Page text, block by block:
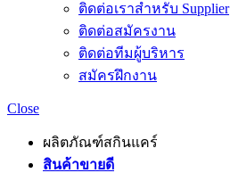
ติดต่อเราสำหรับ Supplier
ติดต่อสมัครงาน
ติดต่อทีมผู้บริหาร
สมัครฝึกงาน
Close
ผลิตภัณฑ์สกินแคร์
สินค้าขายดี